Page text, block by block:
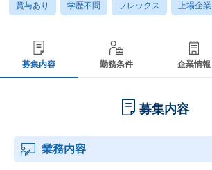
賞与あり 学歴不問 フレックス 上場企業
募集内容 勤務条件 企業情報
募集内容
業務内容